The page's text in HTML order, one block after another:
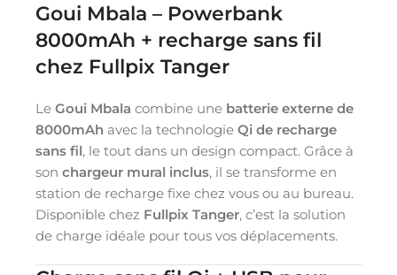
Goui Mbala – Powerbank
8000mAh + recharge sans fil
chez Fullpix Tanger
Le Goui Mbala combine une batterie externe de
8000mAh avec la technologie Qi de recharge
sans fil, le tout dans un design compact. Grâce à
son chargeur mural inclus, il se transforme en
station de recharge fixe chez vous ou au bureau.
Disponible chez Fullpix Tanger, c’est la solution
de charge idéale pour tous vos déplacements.